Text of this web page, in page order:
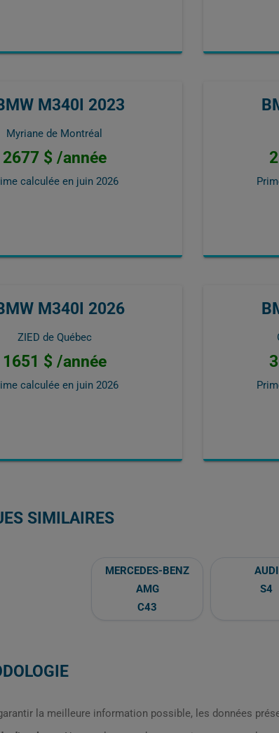
M340I 2023
Myriane de Montréal
2677 $ /année
calculée en juin 2026
M340I 2026
ZIED de Québec
1651 $ /année
calculée en juin 2026
SIMILAIRES
MERCEDES-BENZ
AMG
C43
AUDI
S4
la meilleure information possible, les données